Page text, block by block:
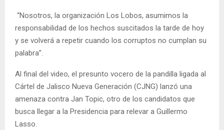
“Nosotros, la organización Los Lobos, asumimos la
responsabilidad de los hechos suscitados la tarde de hoy
y se volverá a repetir cuando los corruptos no cumplan su
palabra”.
Al final del video, el presunto vocero de la pandilla ligada al
Cártel de Jalisco Nueva Generación (CJNG) lanzó una
amenaza contra Jan Topic, otro de los candidatos que
busca llegar a la Presidencia para relevar a Guillermo
Lasso.